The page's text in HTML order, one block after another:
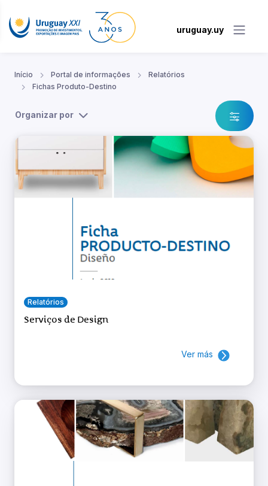
uruguay.uy
Início Portal de informações
Relatórios
Fichas Produto-Destino
Organizar por
Relatórios
Serviços de Design
Ver más